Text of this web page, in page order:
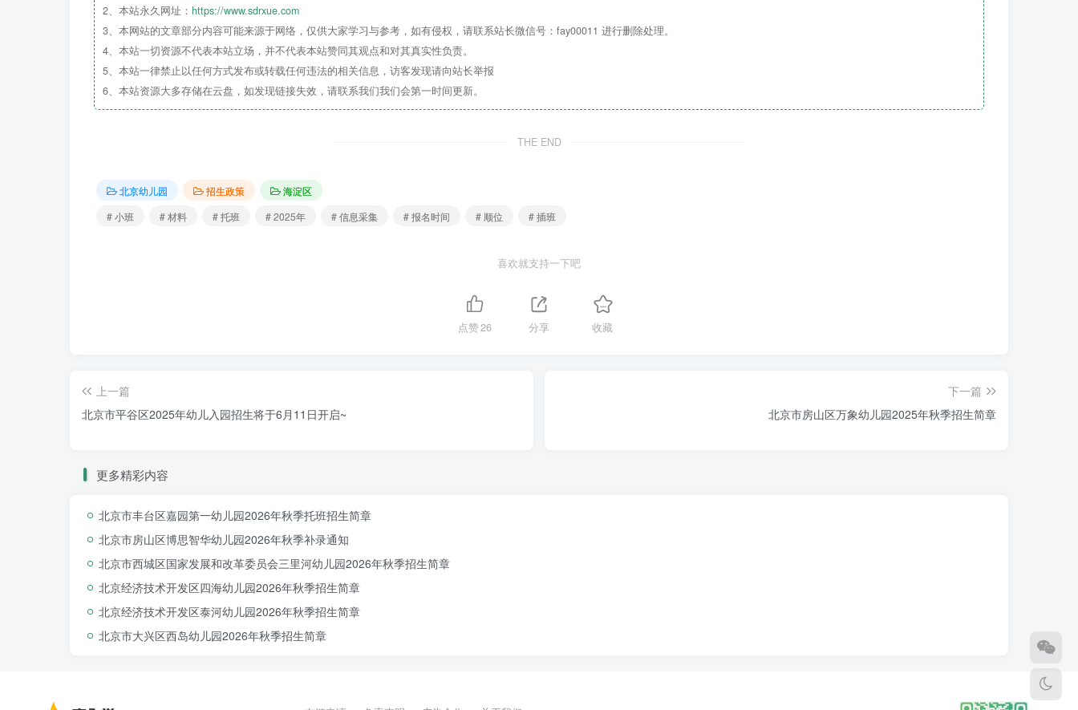
2、本站永久网址： https://www.sdrxue.com
3、本网站的文章部分内容可能来源于网络，仅供大家学习与参考，如有侵权，请联系站长微信号：fay00011 进行删除处理。
4、本站一切资源不代表本站立场，并不代表本站赞同其观点和对其真实性负责。
5、本站一律禁止以任何方式发布或转载任何违法的相关信息，访客发现请向站长举报
6、本站资源大多存储在云盘，如发现链接失效，请联系我们我们会第一时间更新。
THE END
北京幼儿园 招生政策
海淀区
# 小班
# 材料 # 托班 # 2025年 # 信息采集 # 报名时间 # 顺位 # 插班
喜欢就支持一下吧
点赞26 分享 收藏
上一篇
北京市平谷区2025年幼儿入园招生将于6月11日开启~
下一篇
北京市房山区万象幼儿园2025年秋季招生简章
更多精彩内容
北京市丰台区嘉园第一幼儿园2026年秋季托班招生简章
北京市房山区博思智华幼儿园2026年秋季补录通知
北京市西城区国家发展和改革委员会三里河幼儿园2026年秋季招生简章
北京经济技术开发区四海幼儿园2026年秋季招生简章
北京经济技术开发区泰河幼儿园2026年秋季招生简章
北京市大兴区西岛幼儿园2026年秋季招生简章